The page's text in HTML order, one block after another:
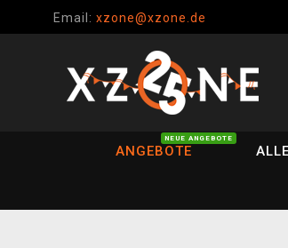
Email: xzone@xzone.de
ANGEBOTE
NEUE ANGEBOTE